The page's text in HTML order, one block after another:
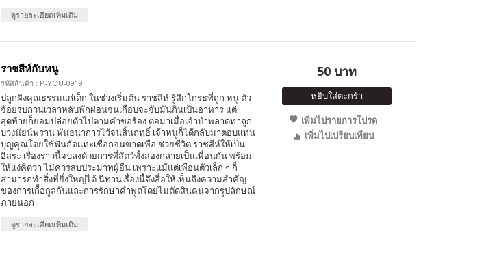
ดูรายละเอียดเพิ่มเติม
ราชสีห์กับหนู
รหัสสินค้า : P-YOU-0919
ปลูกฝังคุณธรรมแก่เด็ก ในช่วงเริ่มต้น ราชสีห์ รู้สึกโกรธที่ถูก หนู ตัว
จ้อยรบกวนเวลาหลับพักผ่อนจนเกือบจะจับมันกินเป็นอาหาร แต่
สุดท้ายก็ยอมปล่อยตัวไปตามคำขอร้อง ต่อมาเมื่อเจ้าป่าพลาดท่าถูก
บ่วงนัยน์พราน พันธนาการไว้จนสิ้นฤทธิ์ เจ้าหนูก็ได้กลับมาตอบแทน
บุญคุณโดยใช้ฟันกัดแทะเชือกจนขาดเพื่อ ช่วยชีวิต ราชสีห์ให้เป็น
อิสระ เรื่องราวนี้จบลงด้วยการที่สัตว์ทั้งสองกลายเป็นเพื่อนกัน พร้อม
ให้แง่คิดว่า ไม่ควรสบประมาทผู้อื่น เพราะแม้แต่เพื่อนตัวเล็ก ๆ ก็
สามารถทำสิ่งที่ยิ่งใหญ่ได้ นิทานเรื่องนี้จึงสื่อให้เห็นถึงความสำคัญ
ของการเกื้อกูลกันและการรักษาคำพูดโดยไม่ตัดสินคนจากรูปลักษณ์
ภายนอก
ดูรายละเอียดเพิ่มเติม
50 บาท
หยิบใส่ตะกร้า
เพิ่มไปรายการโปรด
เพิ่มไปเปรียบเทียบ